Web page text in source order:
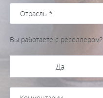
Вы работаете с реселлером?
Да